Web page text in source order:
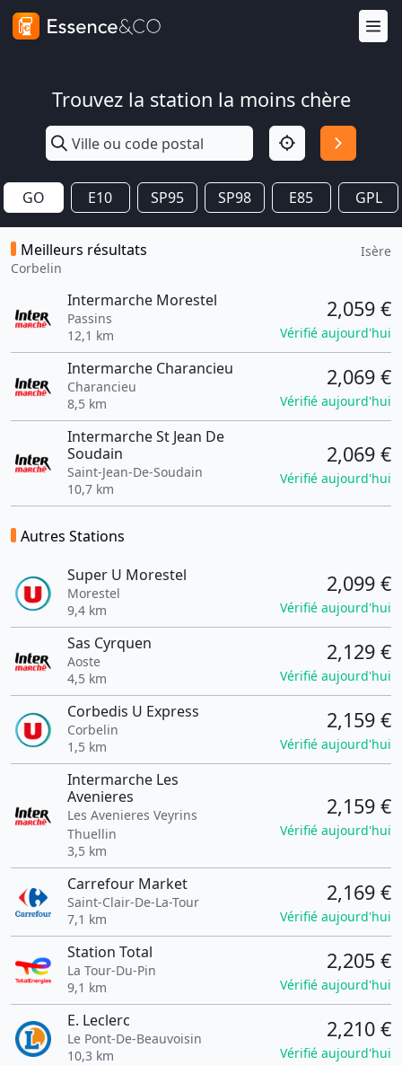
Trouvez la station la moins chère
GO E10 SP95 SP98 E85 GPL
Meilleurs résultats
Corbelin
Isère
Intermarche Morestel
Passins
12,1 km
2,059 €
Vérifié aujourd'hui
Intermarche Charancieu
Charancieu
8,5 km
2,069 €
Vérifié aujourd'hui
Intermarche St Jean De
Soudain
Saint-Jean-De-Soudain
10,7 km
2,069 €
Vérifié aujourd'hui
Autres Stations
Super U Morestel
Morestel
9,4 km
2,099 €
Vérifié aujourd'hui
Sas Cyrquen
Aoste
4,5 km
2,129 €
Vérifié aujourd'hui
Corbedis U Express
Corbelin
1,5 km
2,159 €
Vérifié aujourd'hui
Intermarche Les
Avenieres
Les Avenieres Veyrins
Thuellin
3,5 km
2,159 €
Vérifié aujourd'hui
Carrefour Market
Saint-Clair-De-La-Tour
7,1 km
2,169 €
Vérifié aujourd'hui
Station Total
La Tour-Du-Pin
9,1 km
2,205 €
Vérifié aujourd'hui
E. Leclerc
Le Pont-De-Beauvoisin
10,3 km
2,210 €
Vérifié aujourd'hui